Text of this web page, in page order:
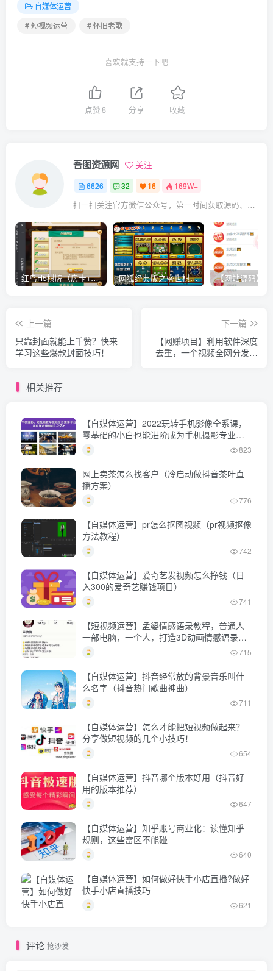
自媒体运营
# 短视频运营
# 怀旧老歌
喜欢就支持一下吧
点赞8 分享 收藏
吾图资源网 关注
6626 32 16 169W+
扫一扫关注官方微信公众号，第一时间获取源码、网赚项目资源教程，自媒体等知识干货，让互联网创业赚钱更简单。
红鸟H5棋牌（房卡+金币）全套双模式游戏源码 网狐经典版之盛世棋牌完整游戏源码（包含文档、架设教程、网站、源代码等）
上一篇
只靠封面就能上千赞？快来
学习这些爆款封面技巧！
下一篇
【网赚项目】利用软件深度
去重，一个视频全网分发，
相关推荐
【自媒体运营】2022玩转手机影像全系课，
零基础的小白也能进阶成为手机摄影专业人
士
823
网上卖茶怎么找客户（冷启动做抖音茶叶直
播方案）
776
【自媒体运营】pr怎么抠图视频（pr视频抠像
方法教程）
742
【自媒体运营】爱奇艺发视频怎么挣钱（日
入300的爱奇艺赚钱项目）
741
【短视频运营】孟婆情感语录教程，普通人
一部电脑，一个人，打造3D动画情感语录账
号
715
【自媒体运营】抖音经常放的背景音乐叫什
么名字（抖音热门歌曲神曲）
711
【自媒体运营】怎么才能把短视频做起来？
分享做短视频的几个小技巧！
654
【自媒体运营】抖音哪个版本好用（抖音好
用的版本推荐）
647
【自媒体运营】知乎账号商业化：读懂知乎
规则，这些雷区不能碰
640
【自媒体运营】如何做好快手小店直播?做好
快手小店直播技巧
621
评论 抢沙发